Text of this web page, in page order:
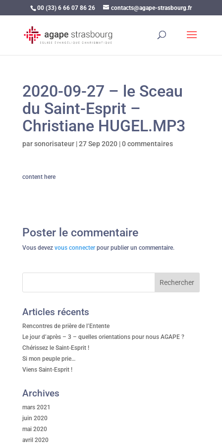
00 (33) 6 66 07 86 26 contacts@agape-strasbourg.fr
2020-09-27 – le Sceau
du Saint-Esprit –
Christiane HUGEL.MP3
parsonorisateur|27 Sep 2020|0 commentaires
content here
Poster le commentaire
Vous devez vous connecterpour publier un commentaire.
Articles récents
Rencontres de prière de l’Entente
Le jour d’après – 3 – quelles orientations pour nous AGAPE ?
Chérissez le Saint-Esprit !
Si mon peuple prie…
Viens Saint-Esprit !
Archives
mars 2021
juin 2020
mai 2020
avril 2020